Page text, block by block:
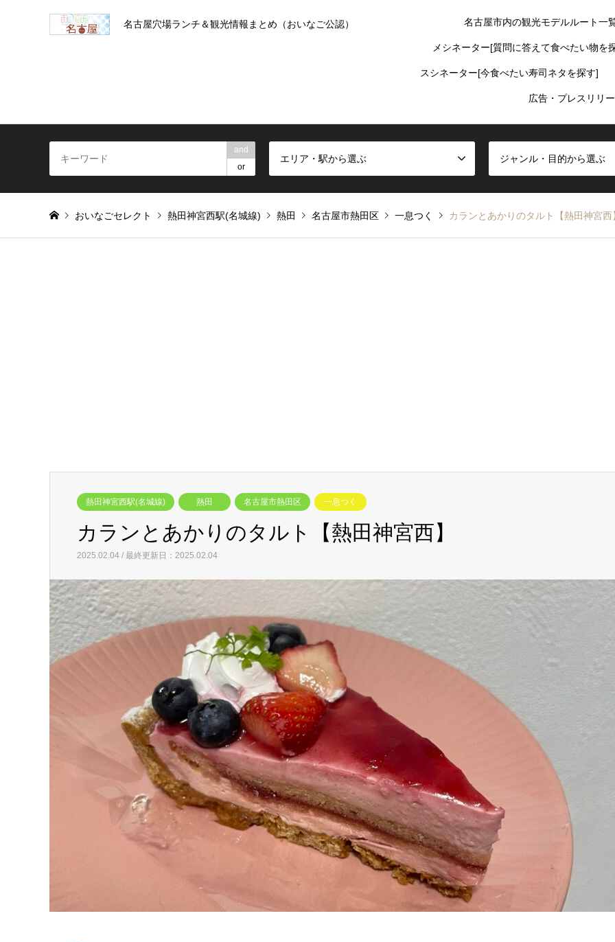
名古屋穴場ランチ＆観光情報まとめ（おいなご公認） 名古屋市内の観光モデルルート一
メシネーター[質問に答えて食べたい物を
スシネーター[今食べたい寿司ネタを探す]
広告・プレスリリ
and
or
エリア・駅から選ぶ ジャンル・目的から選ぶ
おいなごセレクト 熱田神宮西駅(名城線) 熱田 名古屋市熱田区 一息つく カランとあかりのタルト【熱田神宮西
熱田神宮西駅(名城線) 熱田 名古屋市熱田区 一息つく
カランとあかりのタルト【熱田神宮西】
2025.02.04 / 最終更新日：2025.02.04